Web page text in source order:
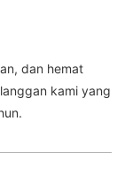
dan hemat
kami yang